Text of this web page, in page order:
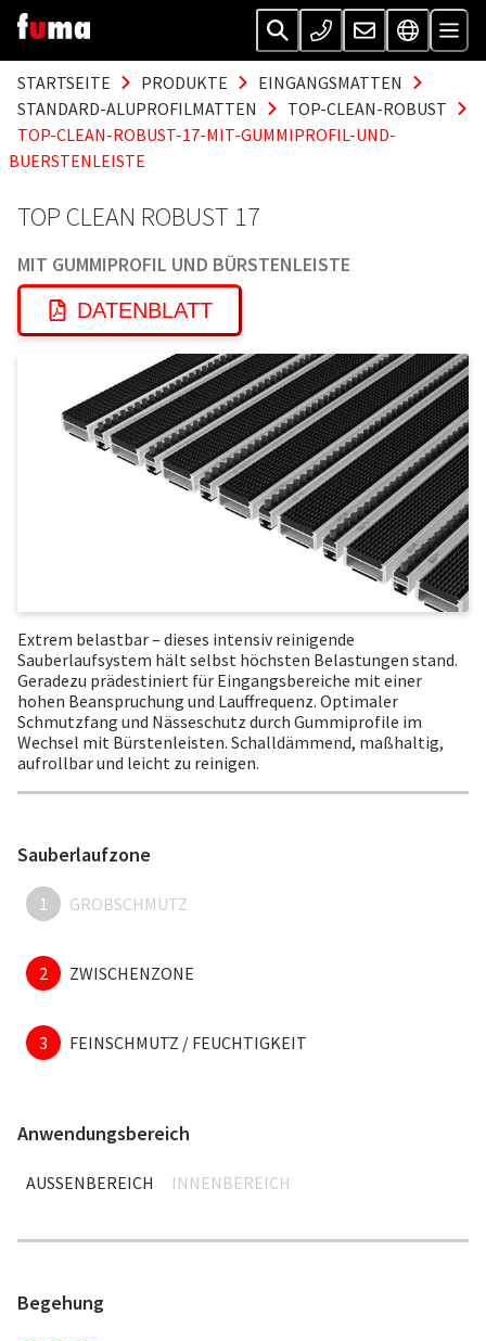
STARTSEITE PRODUKTE
EINGANGSMATTEN
STANDARD-ALUPROFILMATTEN
TOP-CLEAN-ROBUST
TOP-CLEAN-ROBUST-17-MIT-GUMMIPROFIL-UND-
BUERSTENLEISTE
TOP CLEAN ROBUST 17
MIT GUMMIPROFIL UND BÜRSTENLEISTE
DATENBLATT
Extrem belastbar – dieses intensiv reinigende
Sauberlaufsystem hält selbst höchsten Belastungen stand.
Geradezu prädestiniert für Eingangsbereiche mit einer
hohen Beanspruchung und Lauffrequenz. Optimaler
Schmutzfang und Nässeschutz durch Gummiprofile im
Wechsel mit Bürstenleisten. Schalldämmend, maßhaltig,
aufrollbar und leicht zu reinigen.
Sauberlaufzone
1 GROBSCHMUTZ
2 ZWISCHENZONE
3 FEINSCHMUTZ / FEUCHTIGKEIT
Anwendungsbereich
AUSSENBEREICH INNENBEREICH
Begehung